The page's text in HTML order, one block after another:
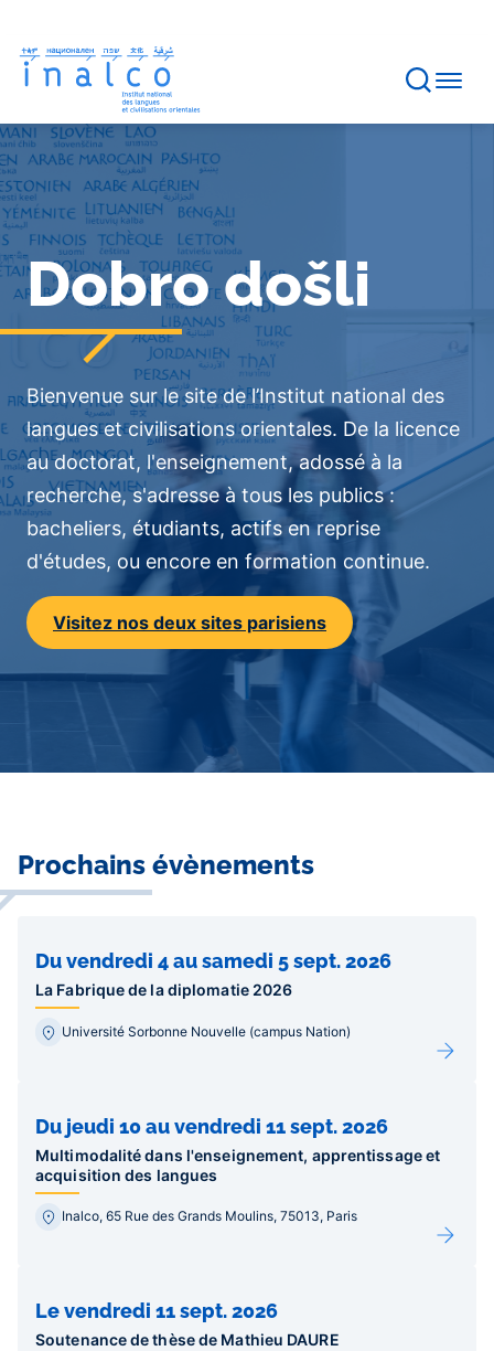
contenu
principal
Bannière
de
page
d'accueil
Dobro došli
Bienvenue sur le site de l’Institut national des
langues et civilisations orientales. De la licence
au doctorat, l'enseignement, adossé à la
recherche, s'adresse à tous les publics :
bacheliers, étudiants, actifs en reprise
d'études, ou encore en formation continue.
Visitez nos deux sites parisiens
Contenu
central
Prochains évènements
Du vendredi 4 au samedi 5 sept. 2026
La Fabrique de la diplomatie 2026
Université Sorbonne Nouvelle (campus Nation)
Du jeudi 10 au vendredi 11 sept. 2026
Multimodalité dans l'enseignement, apprentissage et
acquisition des langues
Inalco, 65 Rue des Grands Moulins, 75013, Paris
Le vendredi 11 sept. 2026
Soutenance de thèse de Mathieu DAURE